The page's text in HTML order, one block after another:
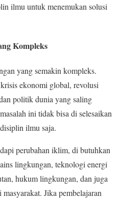
ilmu untuk menemukan solusi
Kompleks
yang semakin kompleks.
ekonomi global, revolusi
politik dunia yang saling
ini tidak bisa di selesaikan
ilmu saja.
perubahan iklim, di butuhkan
lingkungan, teknologi energi
hukum lingkungan, dan juga
Jika pembelajaran